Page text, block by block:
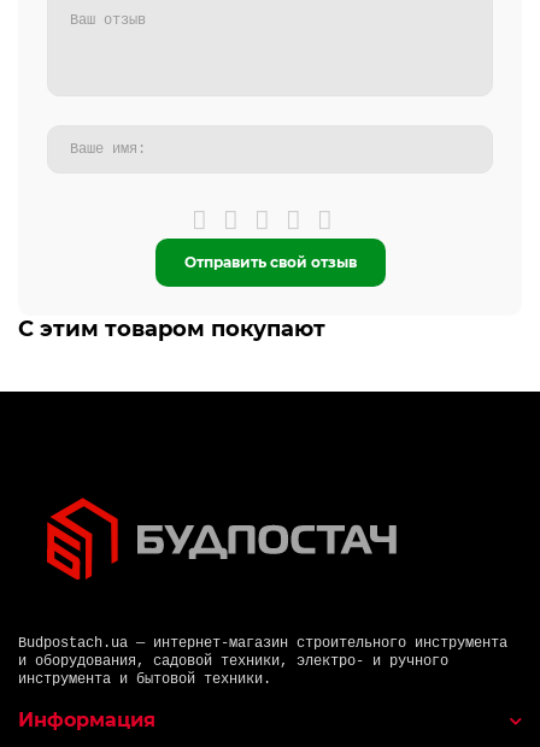
Отправить свой отзыв
С этим товаром покупают
Budpostach.ua — интернет-магазин строительного инструмента
и оборудования, садовой техники, электро- и ручного
инструмента и бытовой техники.
Информация